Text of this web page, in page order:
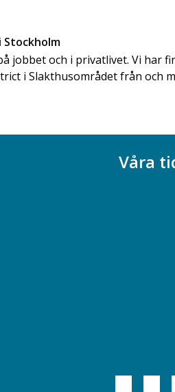
Stockholm
jobbet och i privatlivet. Vi har
i Slakthusområdet från och
Våra